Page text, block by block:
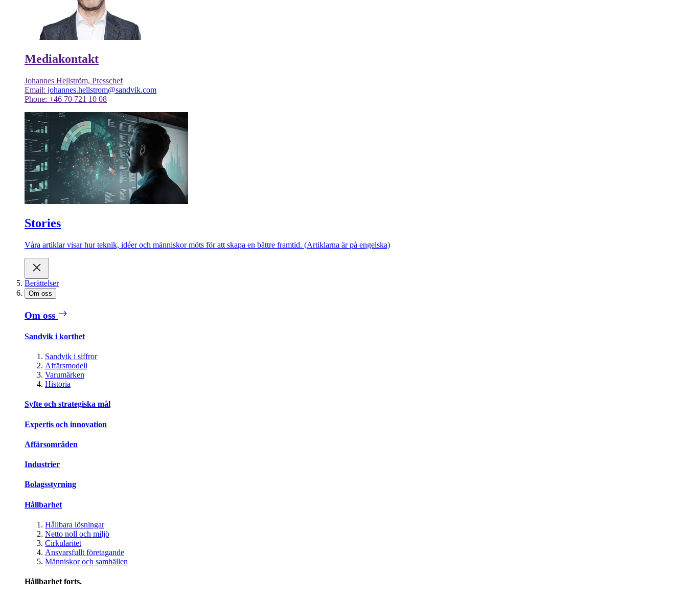
Mediakontakt
Johannes Hellström, Presschef
Email: johannes.hellstrom@sandvik.com
Phone: +46 70 721 10 08
Stories
Våra artiklar visar hur teknik, idéer och människor möts för att skapa en bättre framtid. (Artiklarna är på engelska)
Berättelser
Om oss
Om oss
Sandvik i korthet
Sandvik i siffror
Affärsmodell
Varumärken
Historia
Syfte och strategiska mål
Expertis och innovation
Affärsområden
Industrier
Bolagsstyrning
Hållbarhet
Hållbara lösningar
Netto noll och miljö
Cirkularitet
Ansvarsfullt företagande
Människor och samhällen
Hållbarhet forts.